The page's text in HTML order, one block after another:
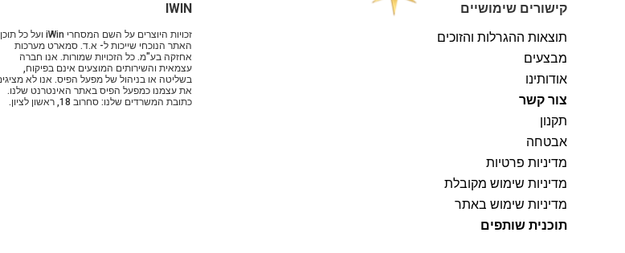
קישורים שימושיים
תוצאות ההגרלות והזוכים
מבצעים
אודותינו
צור קשר
תקנון
אבטחה
מדיניות פרטיות
מדיניות שימוש מקובלת
מדיניות שימוש באתר
תוכנית שותפים
IWIN
זכויות היוצרים על השם המסחרי iWin ועל כל תוכן
האתר הנוכחי שייכות ל- א.ד. סמארט מערכות
אחזקה בע"מ. כל הזכויות שמורות. אנו חברה
עצמאית והשירותים המוצעים אינם בפיקוח,
בשליטה או בניהול של מפעל הפיס. אנו לא
את עצמנו כמפעל הפיס באתר האינטרנט שלנו.
כתובת המשרדים שלנו: סחרוב 18, ראשון לציון.